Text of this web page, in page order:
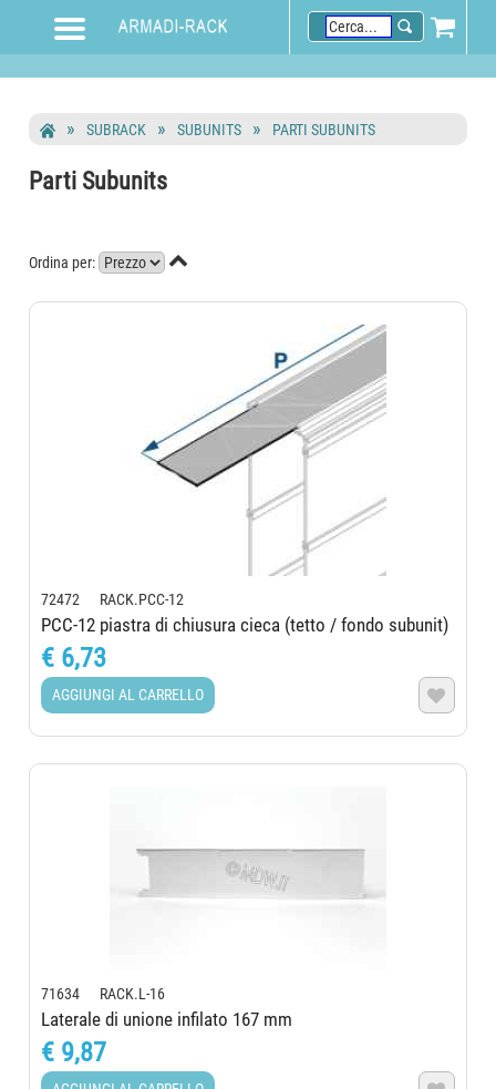
SUBRACK SUBUNITS PARTI SUBUNITS
Parti Subunits
Ordina per: 
72472 RACK.PCC-12
PCC-12 piastra di chiusura cieca (tetto / fondo subunit)
€ 6,73
AGGIUNGI AL CARRELLO 
71634 RACK.L-16
Laterale di unione infilato 167 mm
€ 9,87